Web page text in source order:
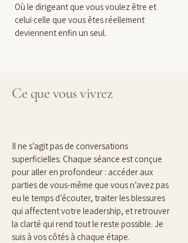
Où le dirigeant que vous voulez être et
celui·celle que vous êtes réellement
deviennent enfin un seul.
Ce que vous vivrez
Il ne s’agit pas de conversations
superficielles. Chaque séance est conçue
pour aller en profondeur : accéder aux
parties de vous-même que vous n’avez pas
eu le temps d’écouter, traiter les blessures
qui affectent votre leadership, et retrouver
la clarté qui rend tout le reste possible. Je
suis à vos côtés à chaque étape.